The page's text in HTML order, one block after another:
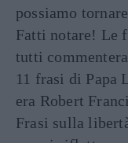
possiamo
Fatti notare! Le
tutti
11 frasi di Papa
era Robert
Frasi sulla